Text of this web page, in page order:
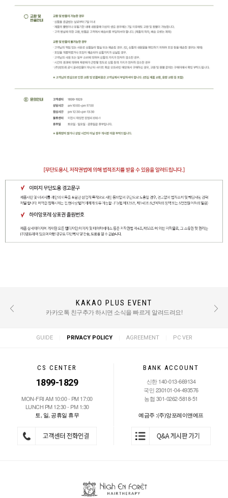
REVIEW EVENT
후기 작성 시 적립금 혜택 / TEXT : 500점 PHOTO : 1000점
KAKAO PLUS EVENT
카카오톡 친구추가 하시면 소식을 빠르게 알려드려요!
GUIDE PRIVACY POLICY AGREEMENT PC VER
CS CENTER
1899-1829
MON-FRI AM 10:00 - PM 17:00
LUNCH PM 12:30 - PM 1:30
토, 일, 공휴일 휴무
BANK ACCOUNT
신한 140-013-669134
국민 230101-04-493576
농협 301-0262-5818-51
예금주 :(주)앙포레이앤에프